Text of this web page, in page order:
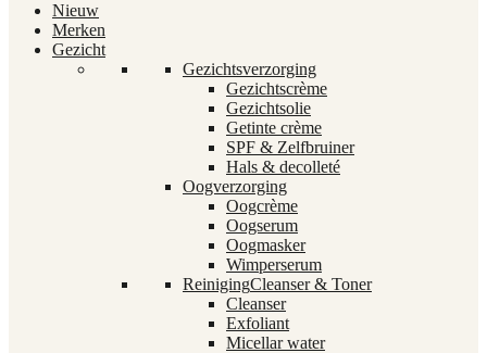
Nieuw
Merken
Gezicht
Gezichtsverzorging
Gezichtscrème
Gezichtsolie
Getinte crème
SPF & Zelfbruiner
Hals & decolleté
Oogverzorging
Oogcrème
Oogserum
Oogmasker
Wimperserum
ReinigingCleanser & Toner
Cleanser
Exfoliant
Micellar water